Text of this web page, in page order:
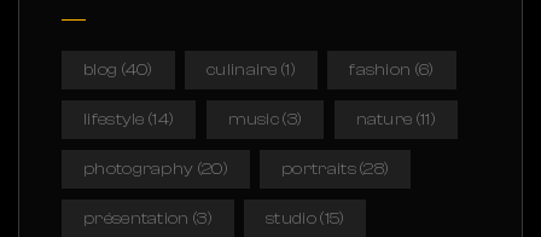
blog (40) culinaire (1) fashion (6)
lifestyle (14) music(3) nature (11)
photography (20) portraits(28)
présentation (3) studio(15)